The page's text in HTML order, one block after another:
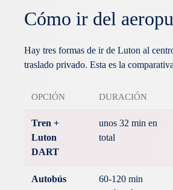
Cómo ir del
Hay tres formas de ir de Luton al
traslado privado. Esta es la
OPCIÓN DURACIÓN
Tren +
Luton
DART
unos 32 min en
total
Autobús
60-120 min